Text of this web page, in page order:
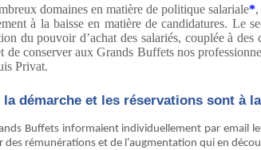
domaines en matière de politique salariale*
à la baisse en matière de candidatures. Le
du pouvoir d’achat des salariés, couplée à
de conserver aux Grands Buffets nos
Privat.
démarche et les réservations sont à
Buffets informaient individuellement par email
des rémunérations et de l’augmentation qui en